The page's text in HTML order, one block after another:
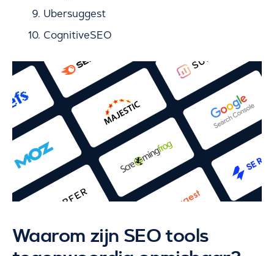
Ubersuggest
CognitiveSEO
Waarom zijn SEO tools